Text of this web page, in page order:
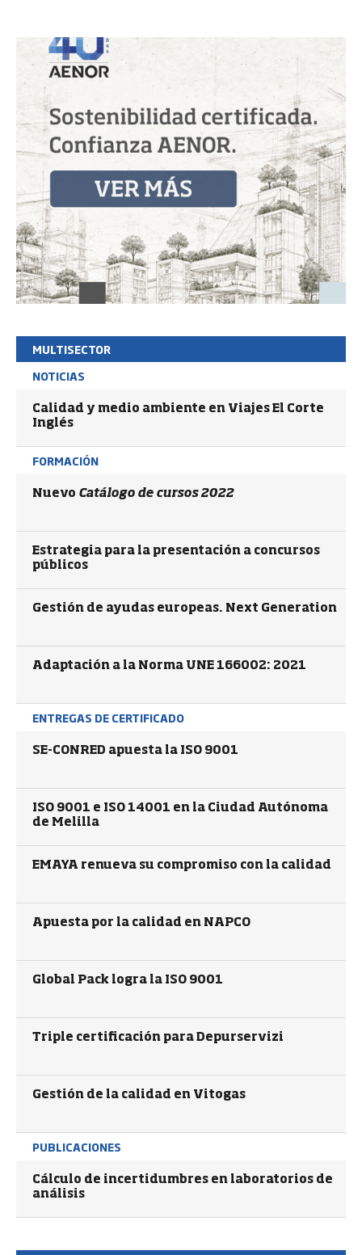
MULTISECTOR
NOTICIAS
Calidad y medio ambiente en Viajes El Corte
Inglés
FORMACIÓN
Nuevo Catálogo de cursos 2022
Estrategia para la presentación a concursos
públicos
Gestión de ayudas europeas. Next Generation
Adaptación a la Norma UNE 166002: 2021
ENTREGAS DE CERTIFICADO
SE-CONRED apuesta la ISO 9001
ISO 9001 e ISO 14001 en la Ciudad Autónoma
de Melilla
EMAYA renueva su compromiso con la calidad
Apuesta por la calidad en NAPCO
Global Pack logra la ISO 9001
Triple certificación para Depurservizi
Gestión de la calidad en Vitogas
PUBLICACIONES
Cálculo de incertidumbres en laboratorios de
análisis